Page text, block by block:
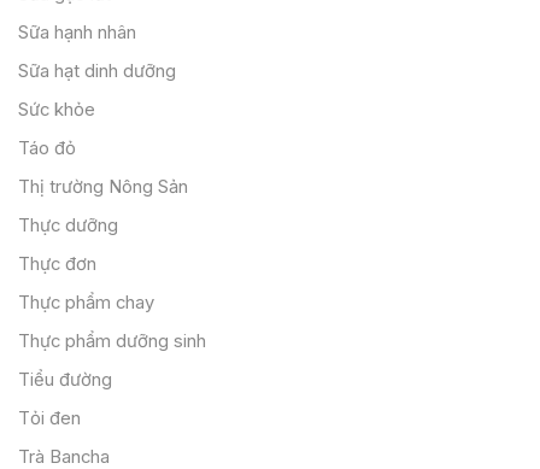
Sữa hạnh nhân
Sữa hạt dinh dưỡng
Sức khỏe
Táo đỏ
Thị trường Nông Sản
Thực dưỡng
Thực đơn
Thực phẩm chay
Thực phẩm dưỡng sinh
Tiểu đường
Tỏi đen
Trà Bancha